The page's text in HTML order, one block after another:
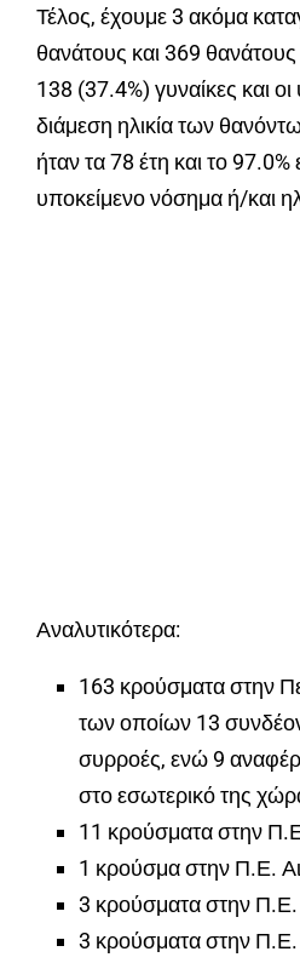
Τέλος, έχουμε 3 ακόμα
θανάτους και 369
138 (37.4%) γυναίκες και
διάμεση ηλικία των
ήταν τα 78 έτη και το 97.0%
υποκείμενο νόσημα ή/και
Αναλυτικότερα:
163 κρούσματα στην
των οποίων 13
συρροές, ενώ 9
στο εσωτερικό της
11 κρούσματα στην
1 κρούσμα στην Π.Ε.
3 κρούσματα στην Π.Ε.
3 κρούσματα στην Π.Ε.